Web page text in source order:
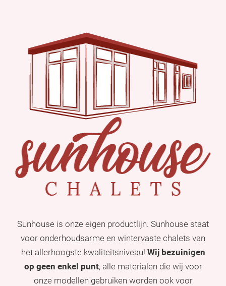
Sunhouse is onze eigen productlijn. Sunhouse staat
voor onderhoudsarme en wintervaste chalets van
het allerhoogste kwaliteitsniveau! Wij bezuinigen
op geen enkel punt, alle materialen die wij voor
onze modellen gebruiken worden ook voor